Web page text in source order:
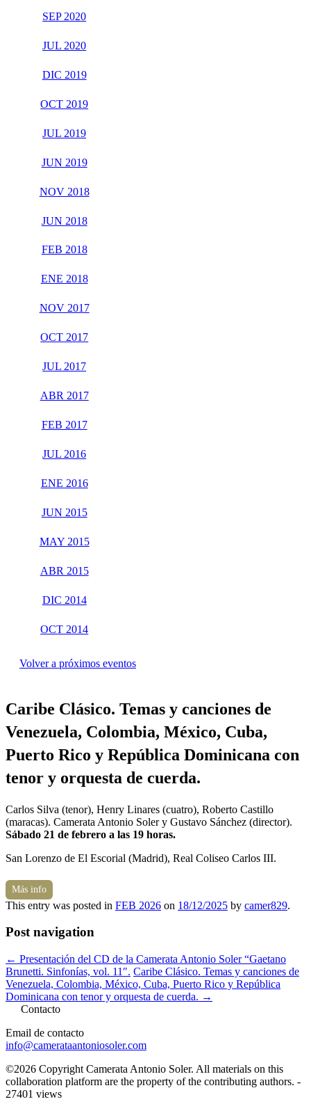
SEP 2020
JUL 2020
DIC 2019
OCT 2019
JUL 2019
JUN 2019
NOV 2018
JUN 2018
FEB 2018
ENE 2018
NOV 2017
OCT 2017
JUL 2017
ABR 2017
FEB 2017
JUL 2016
ENE 2016
JUN 2015
MAY 2015
ABR 2015
DIC 2014
OCT 2014
Volver a próximos eventos
Caribe Clásico. Temas y canciones de
Venezuela, Colombia, México, Cuba,
Puerto Rico y República Dominicana con
tenor y orquesta de cuerda.
Carlos Silva (tenor), Henry Linares (cuatro), Roberto Castillo
(maracas). Camerata Antonio Soler y Gustavo Sánchez (director).
Sábado 21 de febrero a las 19 horas.
San Lorenzo de El Escorial (Madrid), Real Coliseo Carlos III.
Más info
This entry was posted in FEB 2026 on 18/12/2025 by camer829.
Post navigation
← Presentación del CD de la Camerata Antonio Soler “Gaetano
Brunetti. Sinfonías, vol. 11″. Caribe Clásico. Temas y canciones de
Venezuela, Colombia, México, Cuba, Puerto Rico y República
Dominicana con tenor y orquesta de cuerda. →
Contacto
Email de contacto
info@camerataantoniosoler.com
©2026 Copyright Camerata Antonio Soler. All materials on this
collaboration platform are the property of the contributing authors. -
27401 views